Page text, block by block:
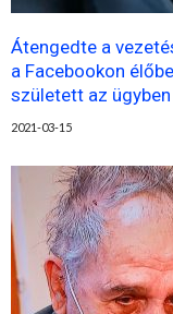
Átengedte a
a Facebookon
született az ügyben
2021-03-15